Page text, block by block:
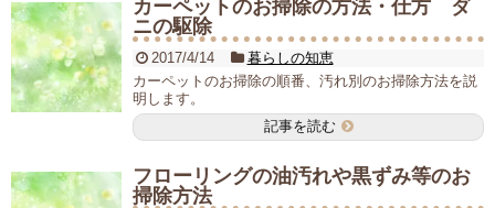
カーペットのお掃除の方法・仕方 ダ
ニの駆除
2017/4/14
暮らしの知恵
カーペットのお掃除の順番、汚れ別のお掃除方法を説
明します。
記事を読む
フローリングの油汚れや黒ずみ等のお
掃除方法